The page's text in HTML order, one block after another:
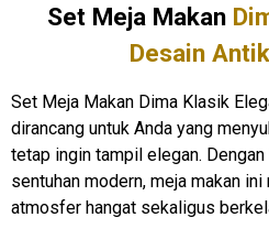
Set Meja Makan
Desain
Set Meja Makan Dima Klasik
dirancang untuk Anda yang
tetap ingin tampil elegan.
sentuhan modern, meja makan
atmosfer hangat sekaligus